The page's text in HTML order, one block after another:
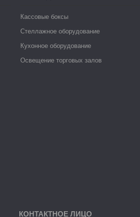
Кассовые боксы
Стеллажное оборудование
Кухонное оборудование
Освещение торговых залов